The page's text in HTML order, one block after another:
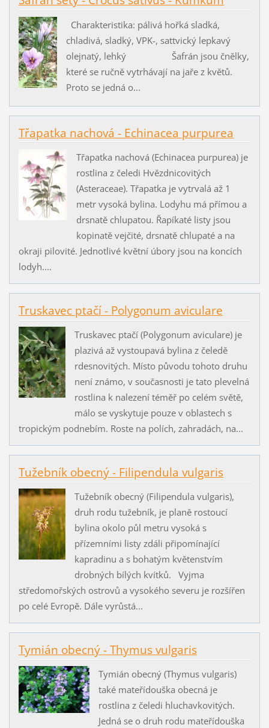
Charakteristika: pálivá hořká sladká,
chladivá, sladký, VPK-, sattvický lepkavý
olejnatý, lehký Šafrán jsou čnělky,
které se ručně vytrhávají na jaře z květů.
Proto se jedná o...
Třapatka nachová - Echinacea purpurea
Třapatka nachová (Echinacea purpurea) je
rostlina z čeledi Hvězdnicovitých
(Asteraceae). Třapatka je vytrvalá až 1
metr vysoká bylina. Lodyhu má přímou a
drsnatě chlupatou. Řapíkaté listy jsou
kopinatě vejčité, drsnatě chlupaté a na
okraji pilovité. Jednotlivé květní úbory jsou na koncích
lodyh....
Truskavec ptačí - Polygonum aviculare
Truskavec ptačí (Polygonum aviculare) je
plazivá až vystoupavá bylina z čeledě
rdesnovitých. Místo původu tohoto druhu
není známo, v současnosti je tato plevelná
rostlina k nalezení téměř po celém světě,
málo se vyskytuje pouze v oblastech s
tropickým podnebím. Roste na polích, zahradách, na...
Tužebník obecný - Filipendula vulgaris
Tužebník obecný (Filipendula vulgaris),
druh rodu tužebník, je planě rostoucí
bylina okolo půl metru vysoká s
přízemními listy zdáli připomínající
kapradinu a s bohatým květenstvím
drobných bílých kvítků. Vyjma
středomořských ostrovů a vysokého severu je rozšířen
po celé Evropě. Dále vyrůstá...
Tymián obecný - Thymus vulgaris
Tymián obecný (Thymus vulgaris)
také mateřídouška obecná je
rostlina z čeledi hluchavkovitých.
Jedná se o druh rodu mateřídouška